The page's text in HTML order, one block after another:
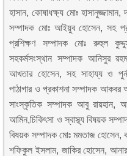
হাসান, কোষাধক্ষ্য মোঃ
সম্পাদক মোঃ আইয়ুব হোসেন, সহ
প্রশিক্ষণ সম্পাদক মোঃ রুহুল
সহকর্মসংস্থান সম্পাদক আনিসুর
আখতার হোসেন, সহ সাহায্য ও
পাঠাগার ও প্রকাশনা সম্পাদক
সাংস্কৃতিক সম্পাদক আবু
আমিন,চিকিৎসা ও স্বাস্থ্য বিষয়ক
বিষয়ক সম্পাদক মোঃ মমতাজ হোসেন,
শফিকুল ইসলাম, জাকির হোসেন,